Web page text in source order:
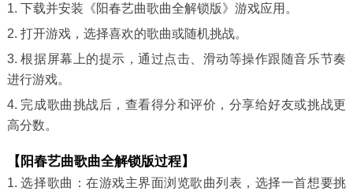
1. 下载并安装《阳春艺曲歌曲全解锁版》游戏应用。
2. 打开游戏，选择喜欢的歌曲或随机挑战。
3. 根据屏幕上的提示，通过点击、滑动等操作跟随音乐节奏
进行游戏。
4. 完成歌曲挑战后，查看得分和评价，分享给好友或挑战更
高分数。
【阳春艺曲歌曲全解锁版过程】
1. 选择歌曲：在游戏主界面浏览歌曲列表，选择一首想要挑